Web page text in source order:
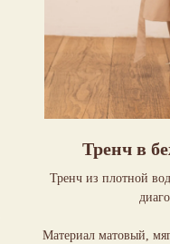
Тренч в
Тренч из плотной
Материал матовый,